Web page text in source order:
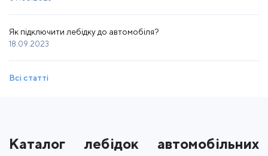
Як підключити лебідку до автомобіля?
18.09.2023
Всі статті
Каталог лебідок автомобільних